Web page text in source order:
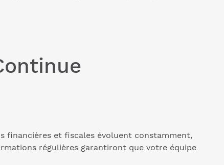
financières et fiscales évoluent constamment,
régulières garantiront que votre équipe